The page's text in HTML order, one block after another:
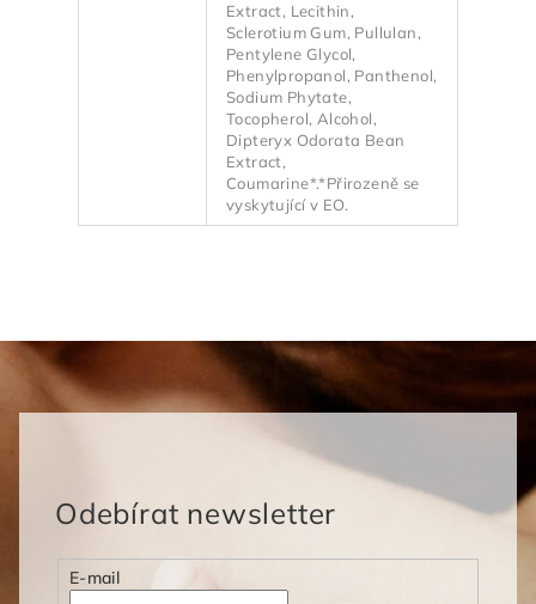
Extract, Lecithin,
Sclerotium Gum, Pullulan,
Pentylene Glycol,
Phenylpropanol, Panthenol,
Sodium Phytate,
Tocopherol, Alcohol,
Dipteryx Odorata Bean
Extract,
Coumarine*.*Přirozeně se
vyskytující v EO.
Odebírat newsletter
E-mail